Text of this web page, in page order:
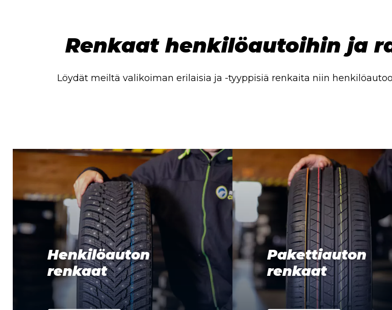
Renkaat henkilöautoihin ja
Löydät meiltä valikoiman erilaisia ja -tyyppisiä renkaita niin
Henkilöauton
renkaat
Pakettiauton
renkaat